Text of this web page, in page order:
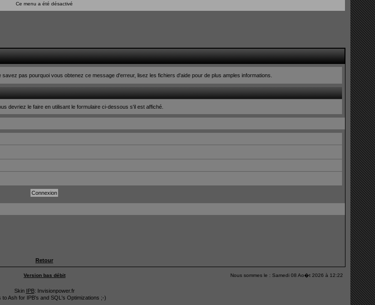
Ce menu a été désactivé
pas pourquoi vous obtenez ce message d'erreur, lisez les fichiers d'aide pour de plus amples informations.
devriez le faire en utilisant le formulaire ci-dessous s'il est affiché.
Retour
Version bas débit Nous sommes le : Samedi 08 Ao�t 2026 à 12:22
Skin IPB: Invisionpower.fr
to Ash for IPB's and SQL's Optimizations ;-)